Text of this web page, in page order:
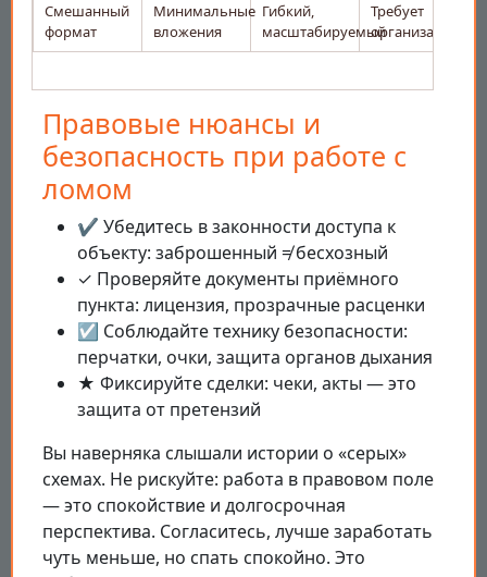
Смешанный
формат
Минимальные
вложения
Гибкий,
масштабируемый
Требует
организации
Правовые нюансы и
безопасность при работе с
ломом
✔️ Убедитесь в законности доступа к
объекту: заброшенный ≠ бесхозный
✓ Проверяйте документы приёмного
пункта: лицензия, прозрачные расценки
☑️ Соблюдайте технику безопасности:
перчатки, очки, защита органов дыхания
★ Фиксируйте сделки: чеки, акты — это
защита от претензий
Вы наверняка слышали истории о «серых»
схемах. Не рискуйте: работа в правовом поле
— это спокойствие и долгосрочная
перспектива. Согласитесь, лучше заработать
чуть меньше, но спать спокойно. Это